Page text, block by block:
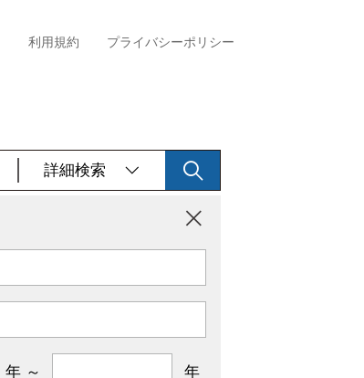
利用規約 プライバシーポリシー
詳細検索
年 ～ 年